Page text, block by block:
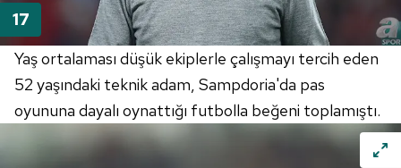
Yaş ortalaması düşük ekiplerle çalışmayı tercih eden
52 yaşındaki teknik adam, Sampdoria'da pas
oyununa dayalı oynattığı futbolla beğeni toplamıştı.